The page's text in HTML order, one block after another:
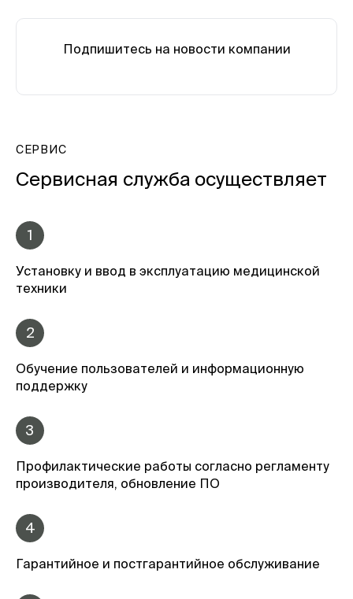
Подпишитесь на новости компании
СЕРВИС
Сервисная служба осуществляет
1
Установку и ввод в эксплуатацию медицинской
техники
2
Обучение пользователей и информационную
поддержку
3
Профилактические работы согласно регламенту
производителя, обновление ПО
4
Гарантийное и постгарантийное обслуживание